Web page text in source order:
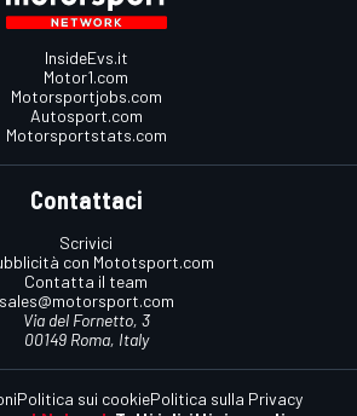
InsideEvs.it
Motor1.com
Motorsportjobs.com
Autosport.com
Motorsportstats.com
Contattaci
Scrivici
con Mototsport.com
Contatta il team
sales@motorsport.com
Via del Fornetto, 3
00149 Roma, Italy
Politica sui cookiePolitica sulla Privacy